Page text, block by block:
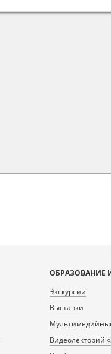
ОБРАЗОВАНИЕ
Экскурсии
Выставки
Видеолекторий